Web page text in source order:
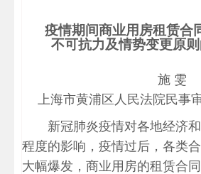
疫情期间商业用房租赁合
不可抗力及情势变更原
施 雯
上海市黄浦区人民法院民事
新冠肺炎疫情对各地经济
程度的影响，疫情过后，各类
大幅爆发，商业用房的租赁合